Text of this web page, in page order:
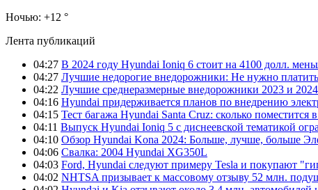
Ночью: +12 °
Лента публикаций
04:27 В 2024 году Hyundai Ioniq 6 стоит на 4100 долл.
04:27 Лучшие недорогие внедорожники: Не нужно
04:22 Лучшие среднеразмерные внедорожники 2023 и
04:16 Hyundai придерживается планов по внедрению
04:15 Тест багажа Hyundai Santa Cruz: сколько поместится
04:11 Выпуск Hyundai Ioniq 5 с диснеевской тематикой
04:10 Обзор Hyundai Kona 2024: Больше, лучше, больше
04:06 Свалка: 2004 Hyundai XG350L
04:03 Ford, Hyundai следуют примеру Tesla и покупают
04:02 NHTSA призывает к массовому отзыву 52 млн.